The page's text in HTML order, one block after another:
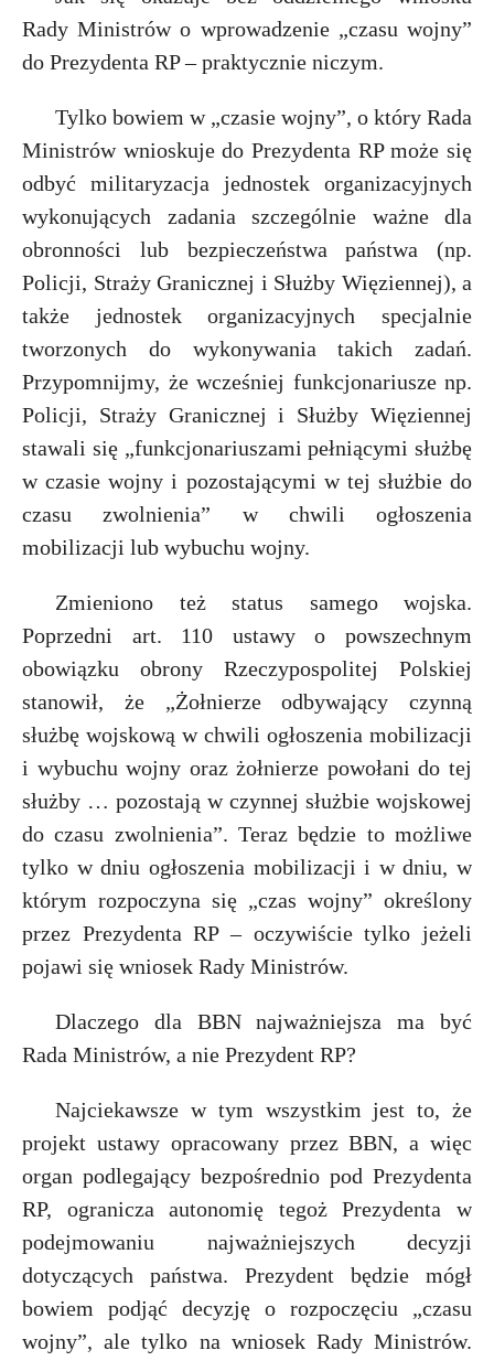
Rady Ministrów o wprowadzenie „czasu wojny”
do Prezydenta RP – praktycznie niczym.
Tylko bowiem w „czasie wojny”, o który Rada
Ministrów wnioskuje do Prezydenta RP może się
odbyć militaryzacja jednostek organizacyjnych
wykonujących zadania szczególnie ważne dla
obronności lub bezpieczeństwa państwa (np.
Policji, Straży Granicznej i Służby Więziennej), a
także jednostek organizacyjnych specjalnie
tworzonych do wykonywania takich zadań.
Przypomnijmy, że wcześniej funkcjonariusze np.
Policji, Straży Granicznej i Służby Więziennej
stawali się „funkcjonariuszami pełniącymi służbę
w czasie wojny i pozostającymi w tej służbie do
czasu zwolnienia” w chwili ogłoszenia
mobilizacji lub wybuchu wojny.
Zmieniono też status samego wojska.
Poprzedni art. 110 ustawy o powszechnym
obowiązku obrony Rzeczypospolitej Polskiej
stanowił, że „Żołnierze odbywający czynną
służbę wojskową w chwili ogłoszenia mobilizacji
i wybuchu wojny oraz żołnierze powołani do tej
służby … pozostają w czynnej służbie wojskowej
do czasu zwolnienia”. Teraz będzie to możliwe
tylko w dniu ogłoszenia mobilizacji i w dniu, w
którym rozpoczyna się „czas wojny” określony
przez Prezydenta RP – oczywiście tylko jeżeli
pojawi się wniosek Rady Ministrów.
Dlaczego dla BBN najważniejsza ma być
Rada Ministrów, a nie Prezydent RP?
Najciekawsze w tym wszystkim jest to, że
projekt ustawy opracowany przez BBN, a więc
organ podlegający bezpośrednio pod Prezydenta
RP, ogranicza autonomię tegoż Prezydenta w
podejmowaniu najważniejszych decyzji
dotyczących państwa. Prezydent będzie mógł
bowiem podjąć decyzję o rozpoczęciu „czasu
wojny”, ale tylko na wniosek Rady Ministrów.